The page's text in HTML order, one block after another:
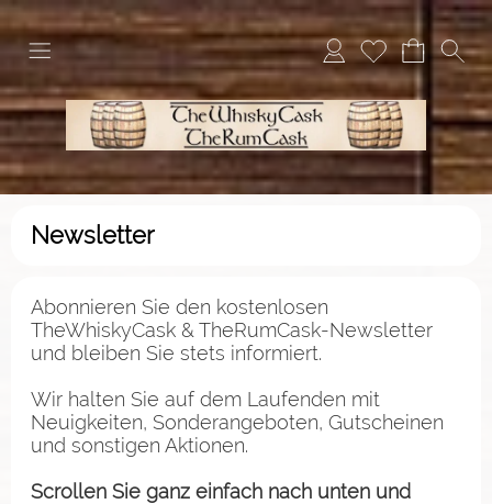
Newsletter
Abonnieren Sie den kostenlosen
TheWhiskyCask & TheRumCask-Newsletter
und bleiben Sie stets informiert.
Wir halten Sie auf dem Laufenden mit
Neuigkeiten, Sonderangeboten, Gutscheinen
und sonstigen Aktionen.
Scrollen Sie ganz einfach nach unten und